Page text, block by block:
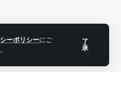
ーポリシーにご
了
承